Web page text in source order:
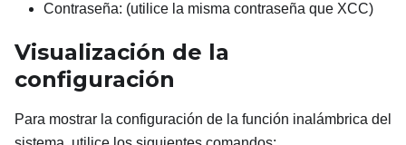
Contraseña: (utilice la misma contraseña que XCC)
Visualización de la
configuración
Para mostrar la configuración de la función inalámbrica del